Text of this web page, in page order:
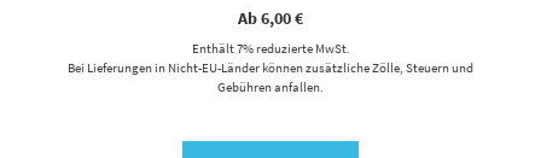
Ab6,00€
Enthält 7% reduzierte MwSt.
Bei Lieferungen in Nicht-EU-Länder können zusätzliche Zölle, Steuern und
Gebühren anfallen.